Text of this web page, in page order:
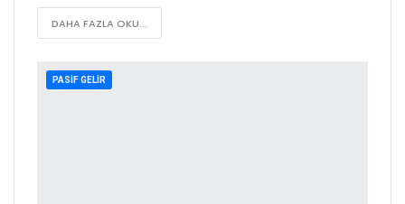
DAHA FAZLA OKU...
PASIF GELIR